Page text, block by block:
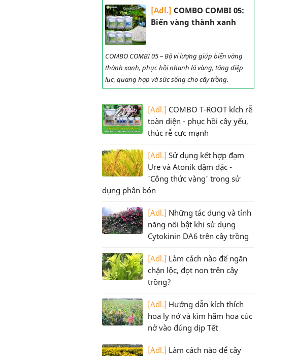
[Adl.] COMBO COMBI 05:
Biến vàng thành xanh
COMBO COMBI 05 – Bộ vi lượng giúp biến vàng
thành xanh, phục hồi nhanh lá vàng, tăng diệp
lục, quang hợp và sức sống cho cây trồng.
[Adl.] COMBO T-ROOT kích rễ
toàn diện - phục hồi cây yếu,
thúc rễ cực mạnh
[Adl.] Sử dụng kết hợp đạm
Ure và Atonik đậm đặc -
'Công thức vàng' trong sử
dụng phân bón
[Adl.] Những tác dụng và tính
năng nổi bật khi sử dụng
Cytokinin DA6 trên cây trồng
[Adl.] Làm cách nào để ngăn
chặn lộc, đọt non trên cây
trồng?
[Adl.] Hướng dẫn kích thích
hoa ly nở và kìm hãm hoa cúc
nở vào đúng dịp Tết
[Adl.] Làm cách nào để cây